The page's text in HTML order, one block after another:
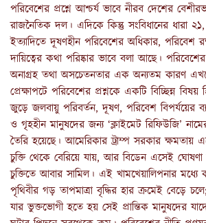
পরিবেশের প্রশ্নে আশ্চর্য ভাবে নীরব দেশের
রাজনৈতিক দল। এদিকে কিন্তু সংবিধানের ধারা
ইত্যাদিতে দূষণহীন পরিবেশের অধিকার, পরিবেশ
দায়িত্বের কথা পরিষ্কার ভাবে বলা আছে।
অনাগ্রহ তথা অসচেতনতার এক অন্যতম কারণ এখনো
প্রেক্ষাপটে পরিবেশের প্রশ্নকে একটি বিচ্ছিন্ন বিষয়
জুড়ে জলবায়ু পরিবর্তন, দূষণ, পরিবেশ বিপর্যয়ের
ও গৃহহীন মানুষদের জন্য ‘ক্লাইমেট রিফিউজি’
তৈরি হয়েছে। আমেরিকার ট্রাম্প সরকার ক্ষমতায়
চুক্তি থেকে বেরিয়ে যায়, আর বিডেন এসেই
চুক্তিতে আবার সামিল। এই খামখেয়ালিপনার মধ্যে
পৃথিবীর গড় তাপমাত্রা বৃদ্ধির হার ক্রমেই বেড়ে
যার ভুক্তভোগী হতে হয় সেই প্রান্তিক মানুষদের